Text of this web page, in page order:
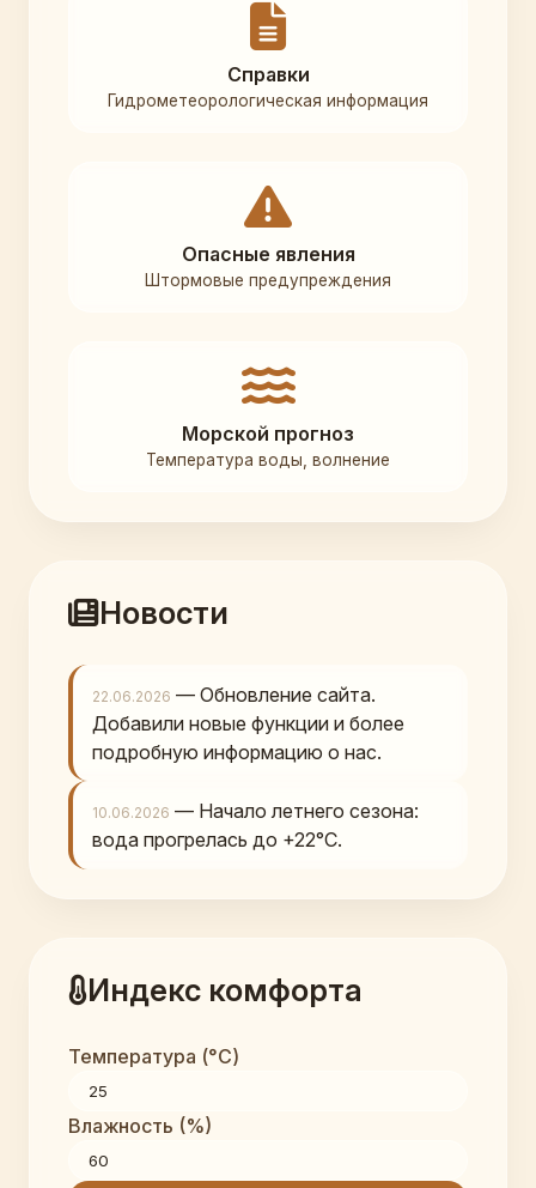
Справки
Гидрометеорологическая информация
Опасные явления
Штормовые предупреждения
Морской прогноз
Температура воды, волнение
Новости
22.06.2026 — Обновление сайта.
Добавили новые функции и более
подробную информацию о нас.
10.06.2026 — Начало летнего сезона:
вода прогрелась до +22°C.
Индекс комфорта
Температура (°C)
Влажность (%)